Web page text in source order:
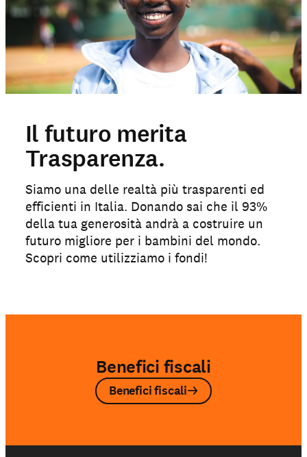
Il futuro merita
Trasparenza.
Siamo una delle realtà più trasparenti ed
efficienti in Italia. Donando sai che il 93%
della tua generosità andrà a costruire un
futuro migliore per i bambini del mondo.
Scopri come utilizziamo i fondi!
Benefici fiscali
Benefici fiscali